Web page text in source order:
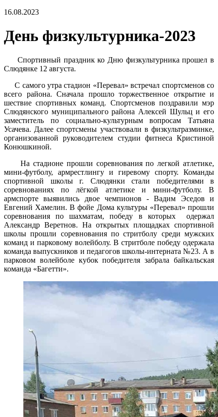
16.08.2023
День физкультурника-2023
Спортивный праздник ко Дню физкультурника прошел в
Слюдянке 12 августа.
С самого утра стадион «Перевал» встречал спортсменов со
всего района. Сначала прошло торжественное открытие и
шествие спортивных команд. Спортсменов поздравили мэр
Слюдянского муниципального района Алексей Шульц и его
заместитель по социально-культурным вопросам Татьяна
Усачева. Далее спортсмены участвовали в физкультразминке,
организованной руководителем студии фитнеса Кристиной
Конюшкиной.
На стадионе прошли соревнования по легкой атлетике,
мини-футболу, армрестлингу и гиревому спорту. Команды
спортивной школы г. Слюдянки стали победителями в
соревнованиях по лёгкой атлетике и мини-футболу. В
армспорте выявились двое чемпионов - Вадим Эседов и
Евгений Хамелин. В фойе Дома культуры «Перевал» прошли
соревнования по шахматам, победу в которых одержал
Александр Веретнов. На открытых площадках спортивной
школы прошли соревнования по стритболу среди мужских
команд и парковому волейболу. В стритболе победу одержала
команда выпускников и педагогов школы-интерната №23. А в
парковом волейболе кубок победителя забрала байкальская
команда «Багетти».